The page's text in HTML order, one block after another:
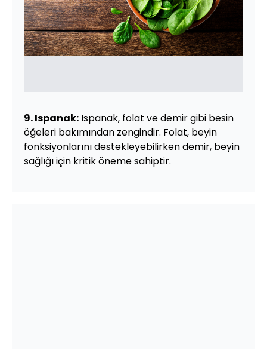
9. Ispanak: Ispanak, folat ve demir gibi besin
öğeleri bakımından zengindir. Folat, beyin
fonksiyonlarını destekleyebilirken demir, beyin
sağlığı için kritik öneme sahiptir.